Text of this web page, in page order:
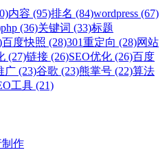
内容 (95)排名 (84)wordpress (67)
php (36)关键词 (33)标题
百度快照 (28)301重定向 (28)网站
(27)链接 (26)SEO优化 (26)百度
广 (23)谷歌 (23)熊掌号 (22)算法
工具 (21)
作